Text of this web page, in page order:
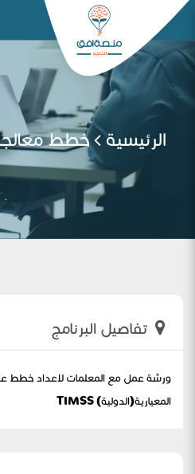
الرئيسية خطط معالجة
تفاصيل البرنامج
ورشة عمل مع المعلمات لاعداد خطط
المعيارية(الدولية) TIMSS